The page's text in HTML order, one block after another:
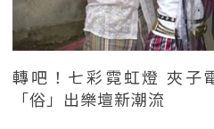
轉吧！七彩霓虹燈 夾子
「俗」出樂壇新潮流